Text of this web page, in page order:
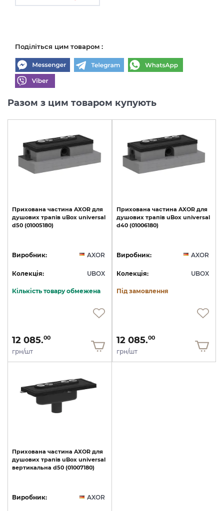
Поділіться цим товаром :
Разом з цим товаром купують
Прихована частина AXOR для
душових трапів uBox universal
d50 (01005180)
Виробник: AXOR
Колекція: UBOX
Кількість товару обмежена
12 085.00
грн/шт
Прихована частина AXOR для
душових трапів uBox universal
d40 (01006180)
Виробник: AXOR
Колекція: UBOX
Під замовлення
12 085.00
грн/шт
Прихована частина AXOR для
душових трапів uBox universal
вертикальна d50 (01007180)
Виробник: AXOR